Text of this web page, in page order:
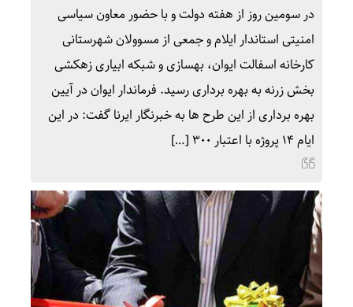
در سومین روز از هفته دولت و با حضور معاون سیاسی
امنیتی استاندار ایلام و جمعی از مسوولان شهرستانی
کارخانه اسفالت ایوان، بهسازی و شبکه ابیاری زهکشی
بخش زرنه به بهره برداری رسید. فرماندار ایوان در آیین
بهره برداری از این طرح ها به خبرنگار ایرنا گفت: در این
ایام ۱۴ پروژه با اعتبار ۳۰۰ […]